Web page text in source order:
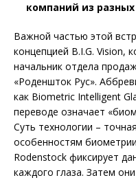
компаний из
Важной частью этой
концепцией B.I.G.
начальник отдела
«Роденшток Рус».
как Biometric Intelligent
переводе означает
Суть технологии –
особенностям
Rodenstock фиксирует
каждого глаза. Затем